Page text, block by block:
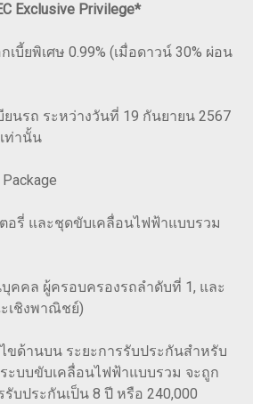
Exclusive Privilege*
เบี้ยพิเศษ 0.99% (เมื่อดาวน์ 30% ผ่อน
ยนรถ ระหว่างวันที่ 19 กันยายน 2567
ท่านั้น
รี่ และชุดขับเคลื่อนไฟฟ้าแบบรวม
บุคคล ผู้ครอบครองรถลำดับที่ 1, และ
เชิงพาณิชย์)
ขด้านบน ระยะการรับประกันสำหรับ
ะบบขับเคลื่อนไฟฟ้าแบบรวม จะถูก
รับประกันเป็น 8 ปี หรือ 240,000